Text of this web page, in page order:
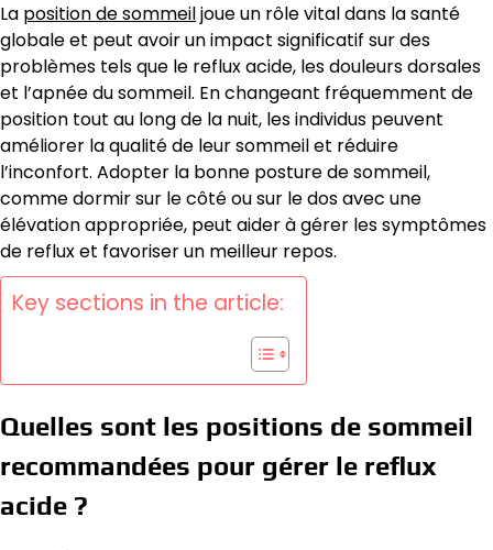
La position de sommeiljoue un rôle vital dans la santé
globale et peut avoir un impact significatif sur des
problèmes tels que le reflux acide, les douleurs dorsales
et l’apnée du sommeil. En changeant fréquemment de
position tout au long de la nuit, les individus peuvent
améliorer la qualité de leur sommeil et réduire
l’inconfort. Adopter la bonne posture de sommeil,
comme dormir sur le côté ou sur le dos avec une
élévation appropriée, peut aider à gérer les symptômes
de reflux et favoriser un meilleur repos.
Key sections in the article:
Quelles sont les positions de sommeil
recommandées pour gérer le reflux
acide ?